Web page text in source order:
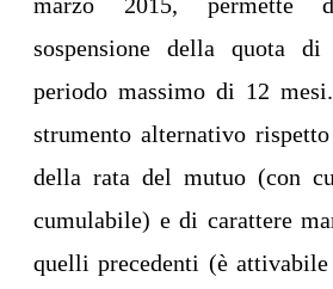
marzo 2015, permette
sospensione della quota
periodo massimo di 12
strumento alternativo
della rata del mutuo (con
cumulabile) e di carattere
quelli precedenti (è